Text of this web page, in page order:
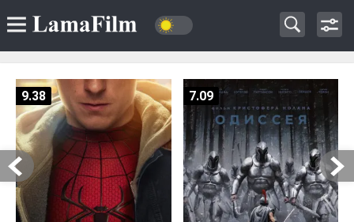
9.38 7.09